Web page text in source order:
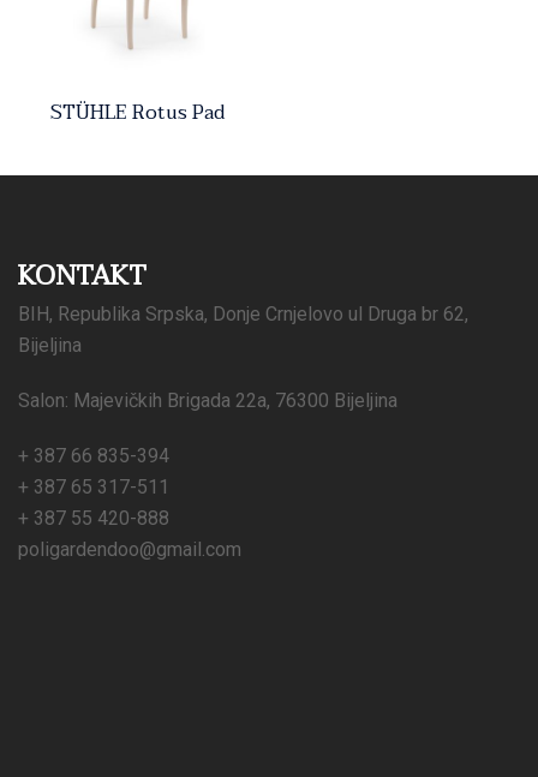
STÜHLE Rotus Pad
KONTAKT
BIH, Republika Srpska, Donje Crnjelovo ul Druga br 62,
Bijeljina
Salon: Majevičkih Brigada 22a, 76300 Bijeljina
+ 387 66 835-394
+ 387 65 317-511
+ 387 55 420-888
poligardendoo@gmail.com